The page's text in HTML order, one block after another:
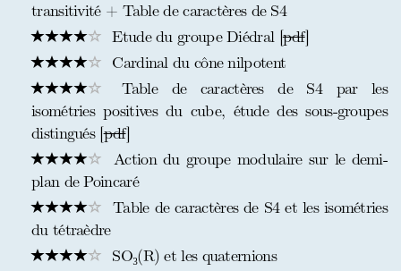
transitivité + Table de caractères de S4
Etude du groupe Diédral [pdf]
Cardinal du cône nilpotent
Table de caractères de S4 par les
isométries positives du cube, étude des sous-groupes
distingués [pdf]
Action du groupe modulaire sur le demi-
plan de Poincaré
Table de caractères de S4 et les isométries
du tétraèdre
SO₃(R) et les quaternions